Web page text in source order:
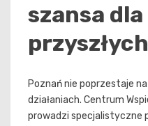
szansa
Poznań nie poprzestaje
działaniach. Centrum
prowadzi specjalistyczne